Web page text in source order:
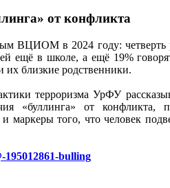
от конфликта
ВЦИОМ в 2024 году: четверть
ещё в школе, а ещё 19%
их близкие родственники.
терроризма УрФУ
«буллинга» от конфликта,
маркеры того, что человек
195012861-bulling